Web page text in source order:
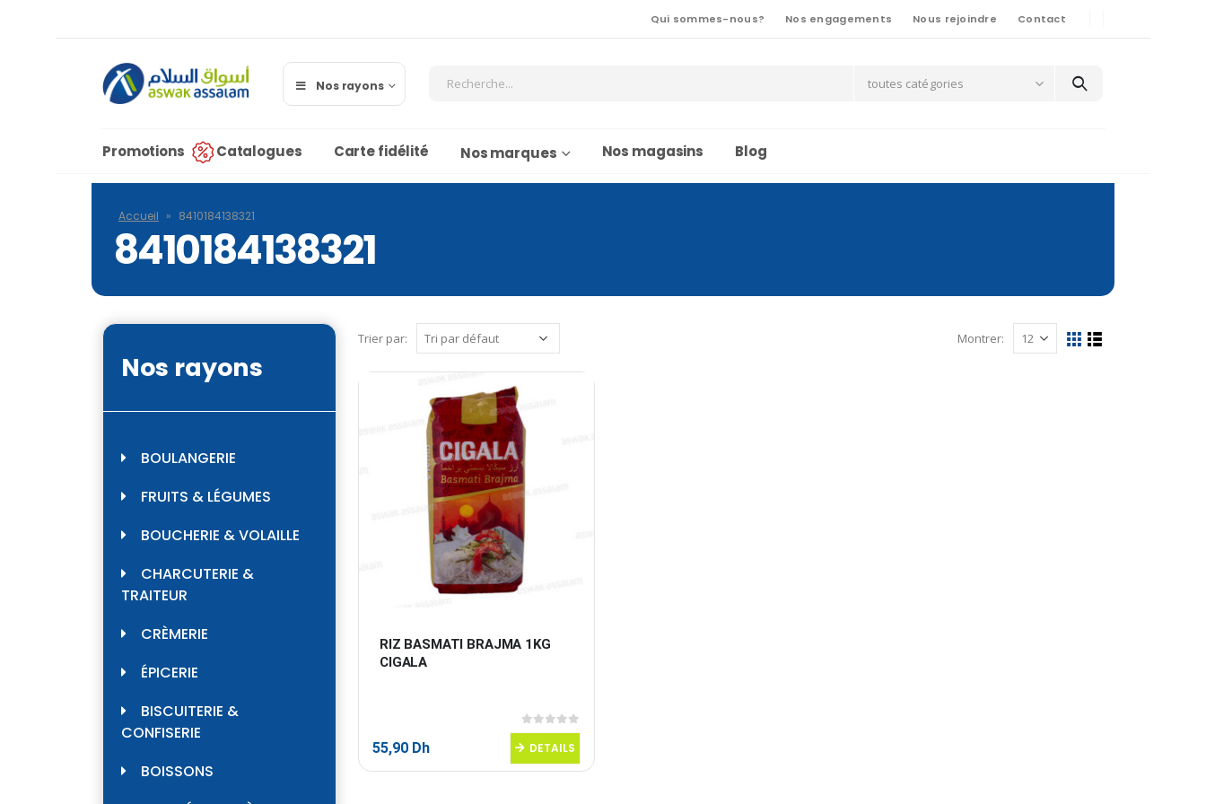
Qui sommes-nous? Nos engagements Nous rejoindre Contact
Nos rayons toutes catégories
Promotions Catalogues Carte fidélité Nos marques Nos magasins Blog
Accueil » 8410184138321
8410184138321
Trier par: Montrer:
RIZ BASMATI BRAJMA 1KG
CIGALA
0sur 5
55,90 Dh DETAILS
Nos rayons
BOULANGERIE
FRUITS & LÉGUMES
BOUCHERIE & VOLAILLE
CHARCUTERIE &
TRAITEUR
CRÈMERIE
ÉPICERIE
BISCUITERIE &
CONFISERIE
BOISSONS